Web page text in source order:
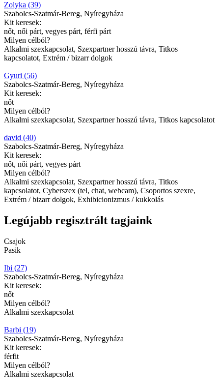
Zolyka (39)
Szabolcs-Szatmár-Bereg, Nyíregyháza
Kit keresek:
nőt, női párt, vegyes párt, férfi párt
Milyen célból?
Alkalmi szexkapcsolat, Szexpartner hosszú távra, Titkos
kapcsolatot, Extrém / bizarr dolgok
Gyuri (56)
Szabolcs-Szatmár-Bereg, Nyíregyháza
Kit keresek:
nőt
Milyen célból?
Alkalmi szexkapcsolat, Szexpartner hosszú távra, Titkos kapcsolatot
david (40)
Szabolcs-Szatmár-Bereg, Nyíregyháza
Kit keresek:
nőt, női párt, vegyes párt
Milyen célból?
Alkalmi szexkapcsolat, Szexpartner hosszú távra, Titkos
kapcsolatot, Cyberszex (tel, chat, webcam), Csoportos szexre,
Extrém / bizarr dolgok, Exhibicionizmus / kukkolás
Legújabb regisztrált tagjaink
Csajok
Pasik
Ibi (27)
Szabolcs-Szatmár-Bereg, Nyíregyháza
Kit keresek:
nőt
Milyen célból?
Alkalmi szexkapcsolat
Barbi (19)
Szabolcs-Szatmár-Bereg, Nyíregyháza
Kit keresek:
férfit
Milyen célból?
Alkalmi szexkapcsolat